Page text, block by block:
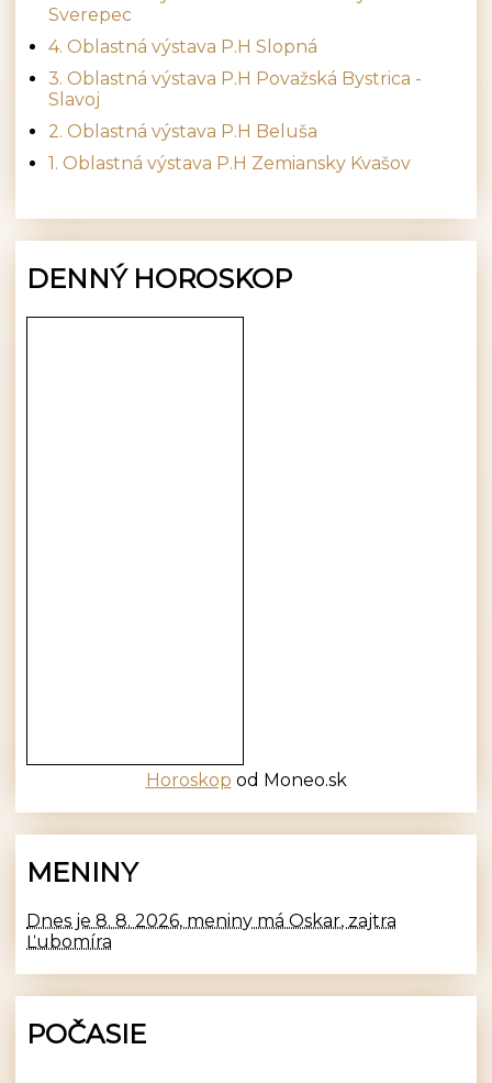
Sverepec
4. Oblastná výstava P.H Slopná
3. Oblastná výstava P.H Považská Bystrica -
Slavoj
2. Oblastná výstava P.H Beluša
1. Oblastná výstava P.H Zemiansky Kvašov
DENNÝ HOROSKOP
Horoskop od Moneo.sk
MENINY
Dnes je 8. 8. 2026, meniny má Oskar, zajtra
Ľubomíra
POČASIE